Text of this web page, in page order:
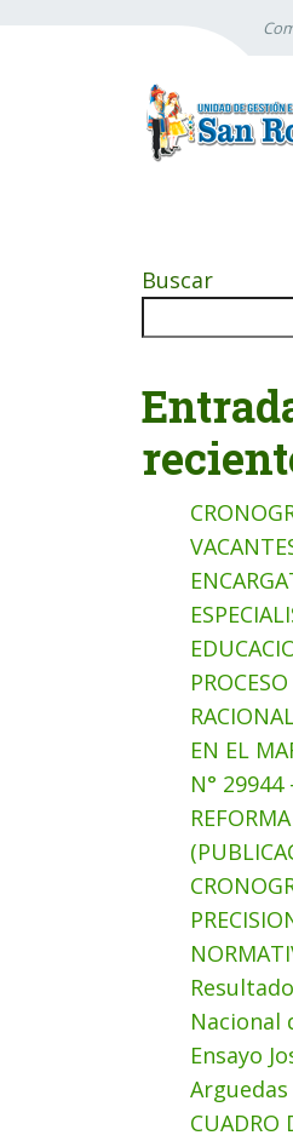
Buscar
EN EL
N° 29944
Nacional
Ensayo
Arguedas
CUADRO